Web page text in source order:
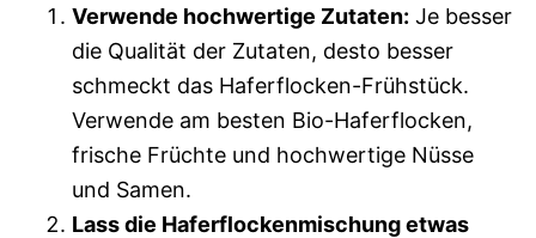
Verwende hochwertige Zutaten: Je besser
die Qualität der Zutaten, desto besser
schmeckt das Haferflocken-Frühstück.
Verwende am besten Bio-Haferflocken,
frische Früchte und hochwertige Nüsse
und Samen.
Lass die Haferflockenmischung etwas